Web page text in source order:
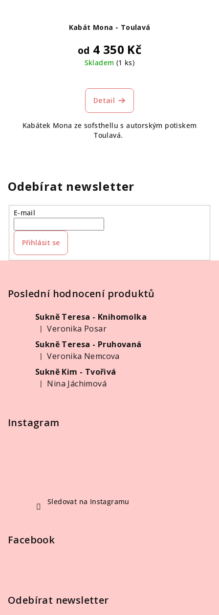
Kabát Mona - Toulavá
od 4 350 Kč
Skladem (1 ks)
Detail
Kabátek Mona ze sofsthellu s autorským potiskem
Toulavá.
Odebírat newsletter
E-mail
Přihlásit se
Poslední hodnocení produktů
Sukně Teresa - Knihomolka
Hodnocení produktu je 5 z 5 hvězdiček.
|
Veronika Posar
Sukně Teresa - Pruhovaná
Hodnocení produktu je 5 z 5 hvězdiček.
|
Veronika Nemcova
Sukně Kim - Tvořivá
Hodnocení produktu je 5 z 5 hvězdiček.
| Nina Jáchimová
Instagram
Sledovat na Instagramu
Facebook
Odebírat newsletter